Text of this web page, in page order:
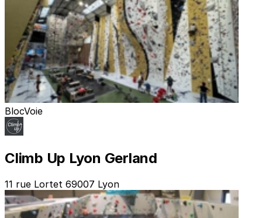
BlocVoie
Climb Up Lyon Gerland
11 rue Lortet 69007 Lyon